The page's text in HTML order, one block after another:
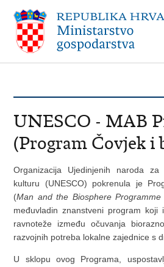
UNESCO - MAB
(Program Čovjek i
Organizacija Ujedinjenih naroda
kulturu (UNESCO) pokrenula je
(Man and the Biosphere Programme
međuvladin znanstveni program koji
ravnoteže između očuvanja
razvojnih potreba lokalne zajednice s
U sklopu ovog Programa,